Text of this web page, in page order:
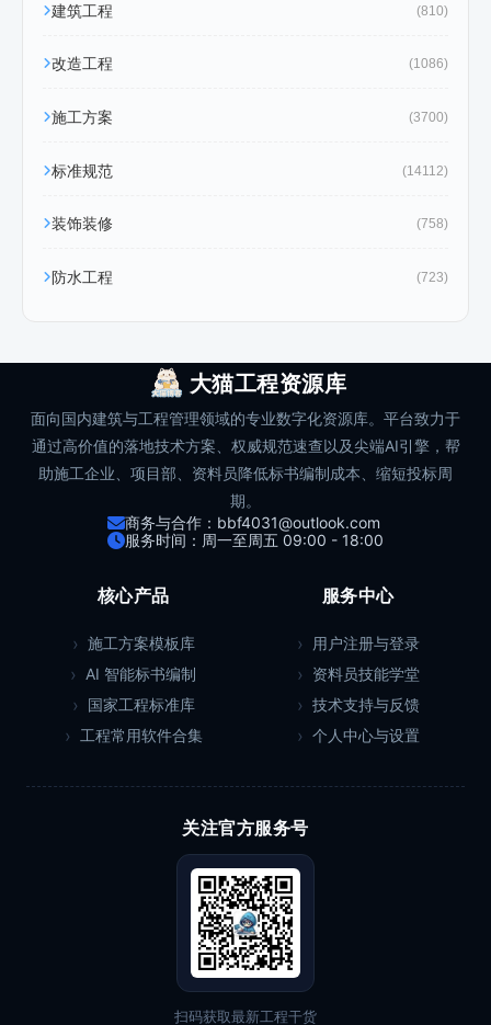
建筑工程 (810)
改造工程 (1086)
施工方案 (3700)
标准规范 (14112)
装饰装修 (758)
防水工程 (723)
大猫工程资源库
面向国内建筑与工程管理领域的专业数字化资源库。平台致力于
通过高价值的落地技术方案、权威规范速查以及尖端AI引擎，帮
助施工企业、项目部、资料员降低标书编制成本、缩短投标周
期。
商务与合作：bbf4031@outlook.com
服务时间：周一至周五 09:00 - 18:00
核心产品
施工方案模板库
AI 智能标书编制
国家工程标准库
工程常用软件合集
服务中心
用户注册与登录
资料员技能学堂
技术支持与反馈
个人中心与设置
关注官方服务号
扫码获取最新工程干货